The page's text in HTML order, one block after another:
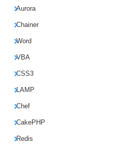
Aurora
Chainer
Word
VBA
CSS3
LAMP
Chef
CakePHP
Redis